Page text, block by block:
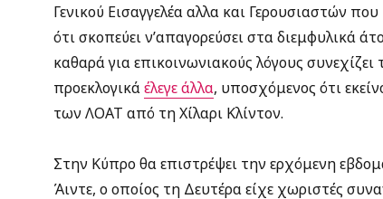
Γενικού Εισαγγελέα αλλα και Γερουσιαστών
ότι σκοπεύει ν’απαγορεύσει στα διεμφυλικά
καθαρά για επικοινωνιακούς λόγους
προεκλογικάέλεγε άλλα, υποσχόμενος ότι
των ΛΟΑΤ από τη Χίλαρι Κλίντον.
Στην Κύπρο θα επιστρέψει την ερχόμενη
Άιντε, ο οποίος τη Δευτέρα είχε χωριστές